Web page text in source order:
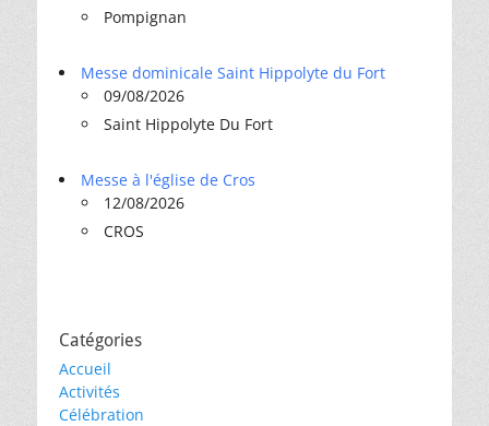
Pompignan
Messe dominicale Saint Hippolyte du Fort
09/08/2026
Saint Hippolyte Du Fort
Messe à l'église de Cros
12/08/2026
CROS
Catégories
Accueil
Activités
Célébration